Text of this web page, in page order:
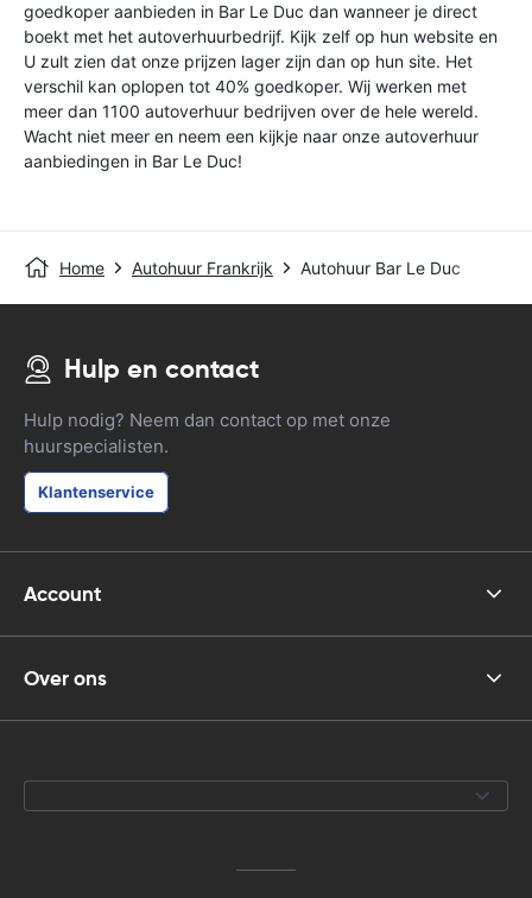
goedkoper aanbieden in Bar Le Duc dan wanneer je direct
boekt met het autoverhuurbedrijf. Kijk zelf op hun website en
U zult zien dat onze prijzen lager zijn dan op hun site. Het
verschil kan oplopen tot 40% goedkoper. Wij werken met
meer dan 1100 autoverhuur bedrijven over de hele wereld.
Wacht niet meer en neem een kijkje naar onze autoverhuur
aanbiedingen in Bar Le Duc!
Home Autohuur Frankrijk Autohuur Bar Le Duc
Hulp en contact
Hulp nodig? Neem dan contact op met onze
huurspecialisten.
Klantenservice
Account
Over ons